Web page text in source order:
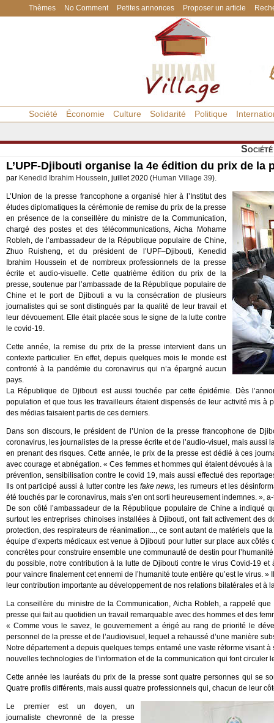
Thèmes No Comment Petites annonces Proposer un article
Société Économie Culture Solidarité Politique
Société
L’UPF-Djibouti organise la 4e édition du prix de la
par Kenedid Ibrahim Houssein, juillet 2020 (Human Village 39).
L’Union de la presse francophone a organisé hier à l’Institut des
études diplomatiques la cérémonie de remise du prix de la presse
en présence de la conseillère du ministre de la Communication,
chargé des postes et des télécommunications, Aicha Mohame
Robleh, de l’ambassadeur de la République populaire de Chine,
Zhuo Ruisheng, et du président de l’UPF–Djibouti, Kenedid
Ibrahim Houssein et de nombreux professionnels de la presse
écrite et audio-visuelle. Cette quatrième édition du prix de la
presse, soutenue par l’ambassade de la République populaire de
Chine et le port de Djibouti a vu la consécration de plusieurs
journalistes qui se sont distingués par la qualité de leur travail et
leur dévouement. Elle était placée sous le signe de la lutte contre
le covid-19.
Cette année, la remise du prix de la presse intervient dans un
contexte particulier. En effet, depuis quelques mois le monde est
confronté à la pandémie du coronavirus qui n’a épargné aucun
pays.
La République de Djibouti est aussi touchée par cette épidémie. Dès
population et que tous les travailleurs étaient dispensés de leur activité mis
des médias faisaient partis de ces derniers.
Dans son discours, le président de l’Union de la presse francophone de
coronavirus, les journalistes de la presse écrite et de l’audio-visuel, mais
en prenant des risques. Cette année, le prix de la presse est dédié à ces
avec courage et abnégation. « Ces femmes et hommes qui étaient dévoués à
prévention, sensibilisation contre le covid 19, mais aussi effectué des
Ils ont participé aussi à lutter contre les fake news, les rumeurs et les
été touchés par le coronavirus, mais s’en ont sorti heureusement indemnes. »,
De son côté l’ambassadeur de la République populaire de Chine a indiqué
surtout les entreprises chinoises installées à Djibouti, ont fait activement des
protection, des respirateurs de réanimation..., ce sont autant de matériels que
équipe d’experts médicaux est venue à Djibouti pour lutter sur place aux
concrètes pour construire ensemble une communauté de destin pour
du possible, notre contribution à la lutte de Djibouti contre le virus Covid-19
pour vaincre finalement cet ennemi de l’humanité toute entière qu’est le virus.
leur contribution importante au développement de nos relations bilatérales et à
La conseillère du ministre de la Communication, Aicha Robleh, a rappelé
presse qui fait au quotidien un travail remarquable avec des hommes et des
« Comme vous le savez, le gouvernement a érigé au rang de priorité le
personnel de la presse et de l’audiovisuel, lequel a rehaussé d’une manière
Notre département a depuis quelques temps entamé une vaste réforme visant
nouvelles technologies de l’information et de la communication qui font circuler
Cette année les lauréats du prix de la presse sont quatre personnes qui se
Quatre profils différents, mais aussi quatre professionnels qui, chacun de leur
Le premier est un doyen, un
journaliste chevronné de la presse